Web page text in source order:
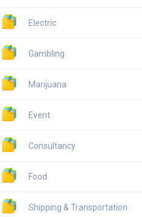
Electric
Gambling
Marijuana
Event
Consultancy
Food
Shipping & Transportation